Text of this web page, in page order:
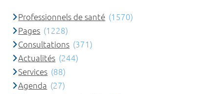
Professionnels de santé (1570)
Pages (1228)
Consultations (371)
Actualités (244)
Services (88)
Agenda (27)